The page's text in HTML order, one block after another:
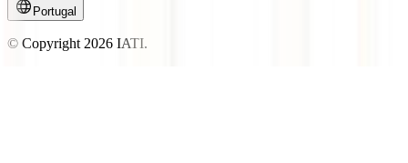
Portugal
© Copyright 2026 IATI.